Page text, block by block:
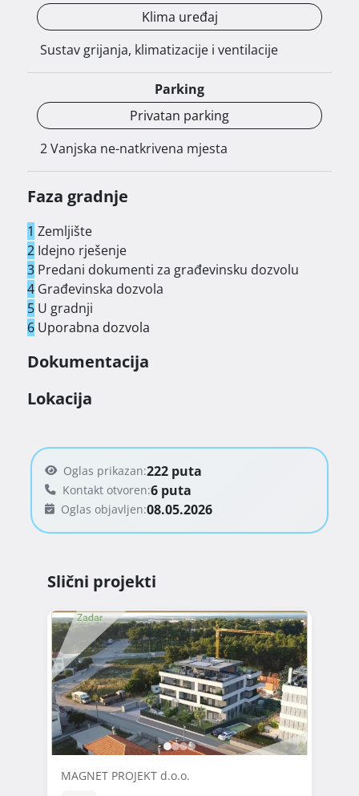
Klima uređaj
Sustav grijanja, klimatizacije i ventilacije
Parking
Privatan parking
2 Vanjska ne-natkrivena mjesta
Faza gradnje
1 Zemljište
2Idejno rješenje
3Predani dokumenti za građevinsku dozvolu
4Građevinska dozvola
5U gradnji
6Uporabna dozvola
Dokumentacija
Lokacija
Oglas prikazan:222 puta
Kontakt otvoren:6 puta
Oglas objavljen:08.05.2026
Slični projekti
MAGNET PROJEKT d.o.o.